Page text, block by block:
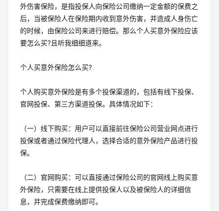
外伤害保险，是指投保人向保险公司缴纳一定金额的保费之
后，当被保险人在保险期内收到意外伤害，并造成人身伤亡
的时候，由保险公司来进行赔偿。那么个人买意外保险应该
要怎么买?且听我细细道来。
个人买意外保险怎么买?
个人购买意外保险是有多个投保渠道的，包括有线下投保、
官网投保、第三方渠道投保。具体情况如下：
（一）线下购买：用户可以直接前往保险公司营业网点进行
投保或者通过保险代理人，选择合适的意外保险产品进行投
保。
（二）官网购买：可以直接通过保险公司的官网线上购买意
外保险，只需要在线上提供投保人以及被保险人的详细信
息，并完成保费缴纳即可。